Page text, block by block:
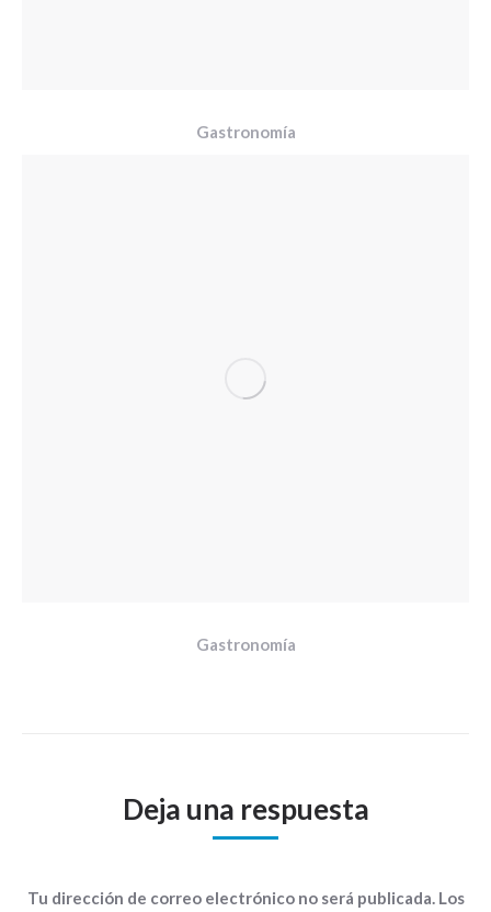
Gastronomía
Gastronomía
Deja una respuesta
Tu dirección de correo electrónico no será publicada. Los